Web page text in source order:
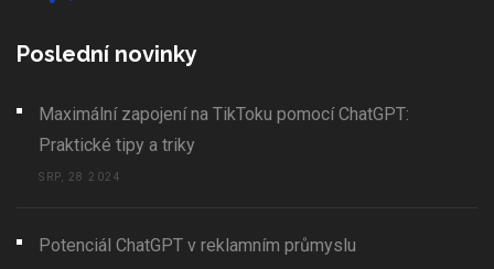
Poslední novinky
Maximální zapojení na TikToku pomocí ChatGPT:
Praktické tipy a triky
SRP, 28 2024
Potenciál ChatGPT v reklamním průmyslu